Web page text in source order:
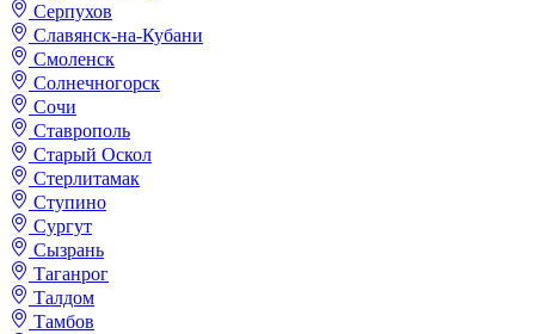
Серпухов
Славянск-на-Кубани
Смоленск
Солнечногорск
Сочи
Ставрополь
Старый Оскол
Стерлитамак
Ступино
Сургут
Сызрань
Таганрог
Талдом
Тамбов